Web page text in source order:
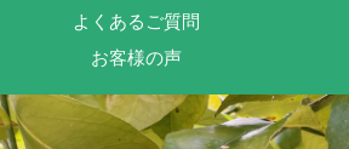
よくあるご質問
お客様の声